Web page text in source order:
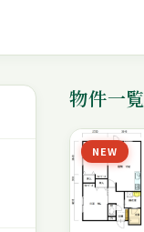
物件一覧
NEW